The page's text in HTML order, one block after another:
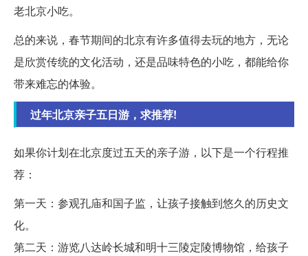
老北京小吃。
总的来说，春节期间的北京有许多值得去玩的地方，无论
是欣赏传统的文化活动，还是品味特色的小吃，都能给你
带来难忘的体验。
过年北京亲子五日游，求推荐!
如果你计划在北京度过五天的亲子游，以下是一个行程推
荐：
第一天：参观孔庙和国子监，让孩子接触到悠久的历史文
化。
第二天：游览八达岭长城和明十三陵定陵博物馆，给孩子